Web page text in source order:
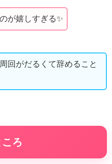
が嬉しすぎる✨️
回がだるくて辞めること
ろ